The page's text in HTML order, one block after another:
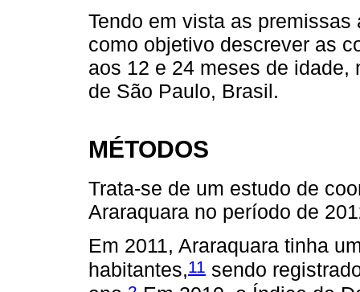
Tendo em vista as
como objetivo descrever as
aos 12 e 24 meses de idade,
de São Paulo, Brasil.
MÉTODOS
Trata-se de um estudo de
Araraquara no período de
Em 2011, Araraquara tinha
habitantes,11 sendo